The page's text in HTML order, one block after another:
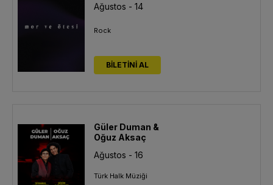
Ağustos - 14
Rock
BİLETİNİ AL
Güler Duman &
Oğuz Aksaç
Ağustos - 16
Türk Halk Müziği